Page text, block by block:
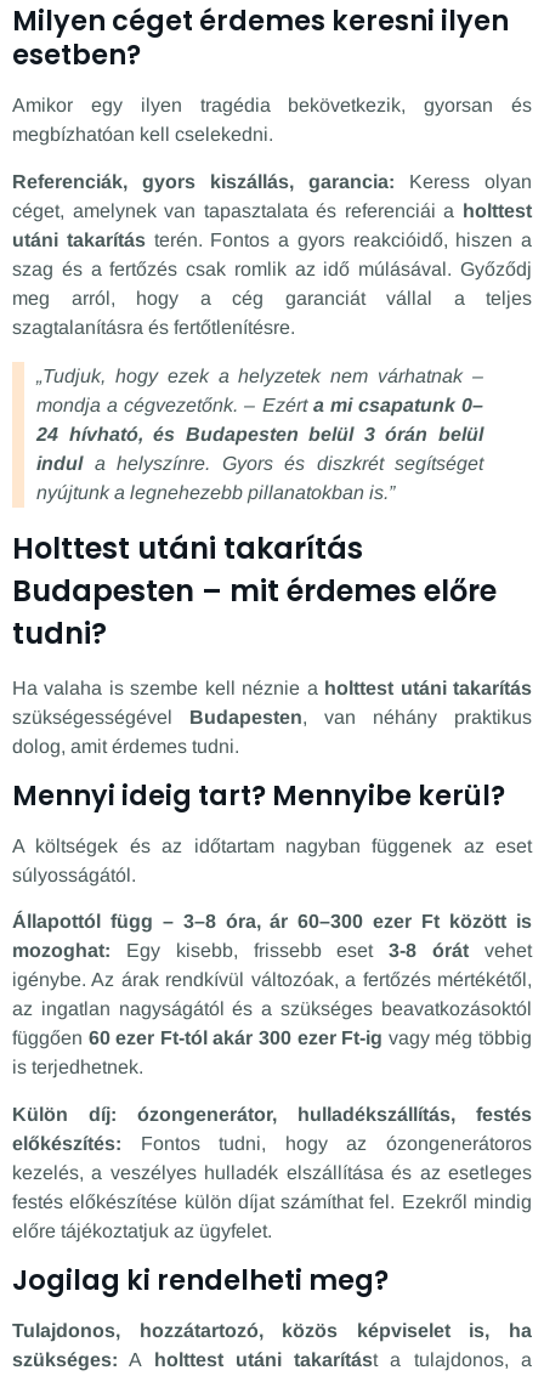
Milyen céget érdemes keresni ilyen
esetben?
Amikor egy ilyen tragédia bekövetkezik, gyorsan és
megbízhatóan kell cselekedni.
Referenciák, gyors kiszállás, garancia: Keress olyan
céget, amelynek van tapasztalata és referenciái a holttest
utáni takarításterén. Fontos a gyors reakcióidő, hiszen a
szag és a fertőzés csak romlik az idő múlásával. Győződj
meg arról, hogy a cég garanciát vállal a teljes
szagtalanításra és fertőtlenítésre.
„Tudjuk, hogy ezek a helyzetek nem várhatnak –
mondja a cégvezetőnk. – Ezért a mi csapatunk 0–
24 hívható, és Budapesten belül 3 órán belül
indula helyszínre. Gyors és diszkrét segítséget
nyújtunk a legnehezebb pillanatokban is.”
Holttest utáni takarítás
Budapesten – mit érdemes előre
tudni?
Ha valaha is szembe kell néznie a holttest utáni takarítás
szükségességével Budapesten, van néhány praktikus
dolog, amit érdemes tudni.
Mennyi ideig tart? Mennyibe kerül?
A költségek és az időtartam nagyban függenek az eset
súlyosságától.
Állapottól függ – 3–8 óra, ár 60–300 ezer Ft között is
mozoghat: Egy kisebb, frissebb eset3-8 órát vehet
igénybe. Az árak rendkívül változóak, a fertőzés mértékétől,
az ingatlan nagyságától és a szükséges beavatkozásoktól
függően 60 ezer Ft-tól akár 300 ezer Ft-ig vagy még többig
is terjedhetnek.
Külön díj: ózongenerátor, hulladékszállítás, festés
előkészítés: Fontos tudni, hogy az ózongenerátoros
kezelés, a veszélyes hulladék elszállítása és az esetleges
festés előkészítése külön díjat számíthat fel. Ezekről mindig
előre tájékoztatjuk az ügyfelet.
Jogilag ki rendelheti meg?
Tulajdonos, hozzátartozó, közös képviselet is, ha
szükséges: A holttest utáni takarítást a tulajdonos, a